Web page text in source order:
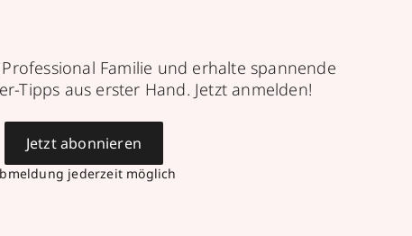
Familie und erhalte spannende
Tipps aus erster Hand. Jetzt anmelden!
jederzeit möglich
Jetzt abonnieren